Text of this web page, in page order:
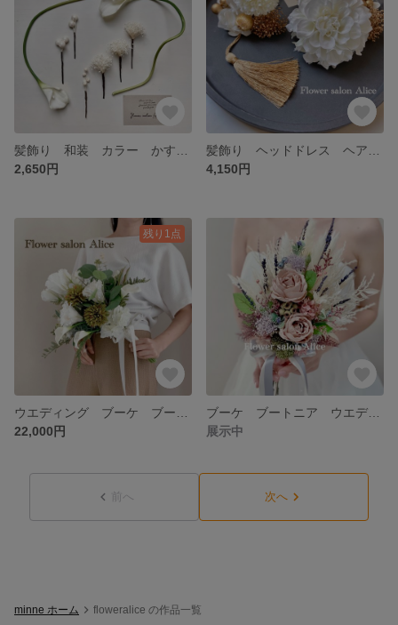
2,650円
4,150円
残り1点
22,000円
展示中
前へ 次へ
minne ホーム floweralice の作品一覧